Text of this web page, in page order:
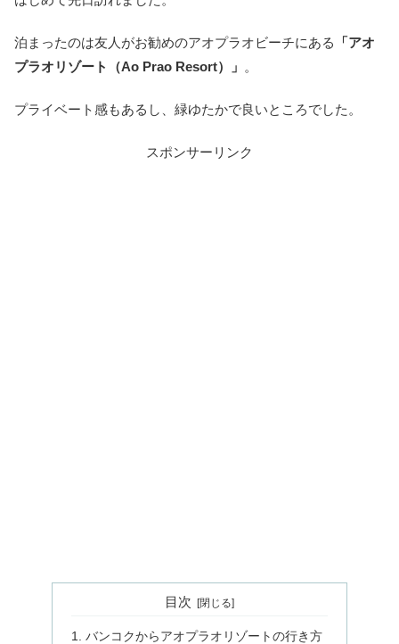
泊まったのは友人がお勧めのアオプラオビーチにある
「アオ
プラオリゾート
（Ao Prao Resort）」 。
プライベート感もあるし、緑ゆたかで良いところでした。
スポンサーリンク
目次
バンコクからアオプラオリゾートの行き方